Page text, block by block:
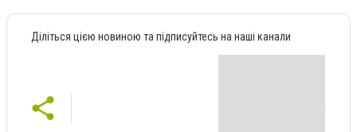
Діліться цією новиною та підписуйтесь на наші канали